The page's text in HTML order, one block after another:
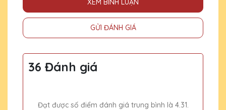
XEM BÌNH LUẬN
GỬI ĐÁNH GIÁ
36 Đánh giá
Đạt được số điểm đánh giá trung bình là 4.31.